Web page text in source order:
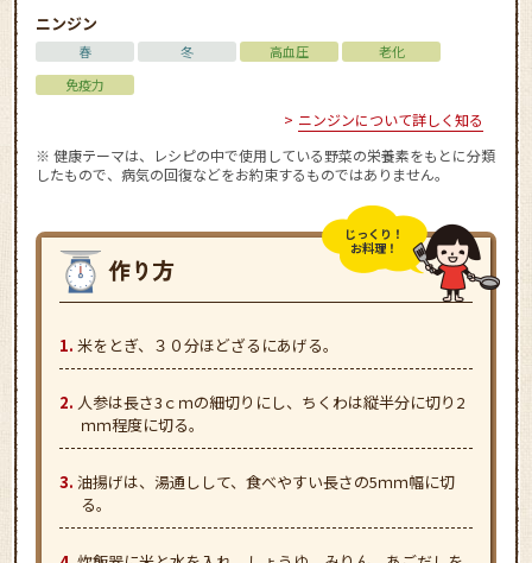
ニンジン
春 冬 高血圧
老化
免疫力
ニンジンについて詳しく知る
※ 健康テーマは、レシピの中で使用している野菜の栄養素をもとに分類
したもので、病気の回復などをお約束するものではありません。
じっくり！
お料理！
米をとぎ、３０分ほどざるにあげる。
人参は長さ3ｃｍの細切りにし、ちくわは縦半分に切り2
ｍｍ程度に切る。
油揚げは、湯通しして、食べやすい長さの5ｍｍ幅に切
る。